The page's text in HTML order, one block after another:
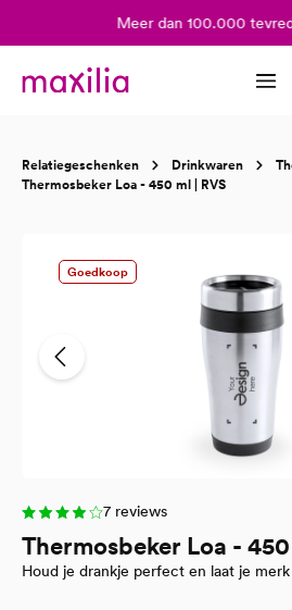
Meer dan 100.000
Relatiegeschenken Drinkwaren
Thermosbeker Loa - 450 ml | RVS
Goedkoop
7 reviews
Thermosbeker Loa - 450
Houd je drankje perfect en laat je